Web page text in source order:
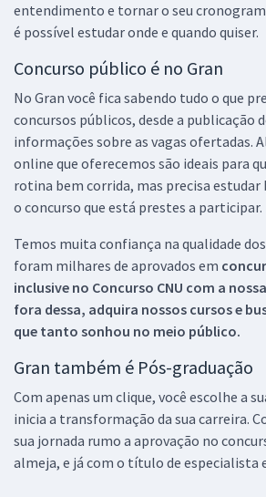
entendimento e tornar o seu
é possível estudar onde e quando quiser.
Concurso público é no Gran
No Gran você fica sabendo tudo o que
concursos públicos, desde a publicação
informações sobre as vagas ofertadas.
online que oferecemos são ideais para
rotina bem corrida, mas precisa estudar
o concurso que está prestes a participar.
Temos muita confiança na qualidade
foram milhares de aprovados em
inclusive no Concurso CNU com a
fora dessa, adquira nossos cursos e
que tanto sonhou no meio público.
Gran também é Pós-graduação
Com apenas um clique, você escolhe a
inicia a transformação da sua carreira.
sua jornada rumo a aprovação no
almeja, e já com o título de especialista